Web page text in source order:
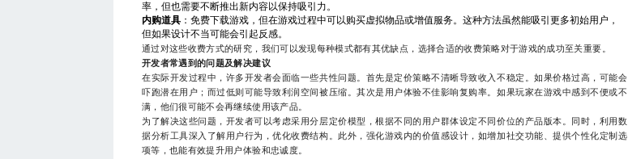
率，但也需要不断推出新内容以保持吸引力。
内购道具 ：免费下载游戏，但在游戏过程中可以购买虚拟物品或增值服务。这种方法虽然能吸引更多初始用户，
但如果设计不当可能会引起反感。
通过对这些收费方式的研究，我们可以发现每种模式都有其优缺点，选择合适的收费策略对于游戏的成功至关重要。
开发者常遇到的问题及解决建议
在实际开发过程中，许多开发者会面临一些共性问题。首先是定价策略不清晰导致收入不稳定。如果价格过高，可能会
吓跑潜在用户；而过低则可能导致利润空间被压缩。其次是用户体验不佳影响复购率。如果玩家在游戏中感到不便或不
满，他们很可能不会再继续使用该产品。
为了解决这些问题，开发者可以考虑采用分层定价模型，根据不同的用户群体设定不同价位的产品版本。同时，利用数
据分析工具深入了解用户行为，优化收费结构。此外，强化游戏内的价值感设计，如增加社交功能、提供个性化定制选
项等，也能有效提升用户体验和忠诚度。